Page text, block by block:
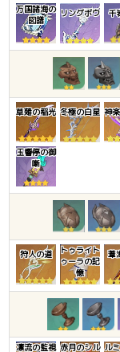
万国諸海の
図譜
リングボウ 千
草薙の稲光 冬極の白星 神
玉響停の御
噺
狩人の道
トゥライト
ゥーラの記
憶
葦
凛流の監視 赤月のシル ル